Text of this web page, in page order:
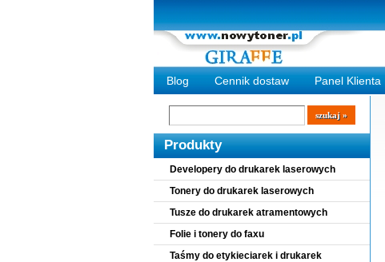
Blog Cennik dostaw Panel Klienta
Wyszukiwarka
szukaj
Produkty
Developery do drukarek laserowych
Tonery do drukarek laserowych
Tusze do drukarek atramentowych
Folie i tonery do faxu
Taśmy do etykieciarek i drukarek